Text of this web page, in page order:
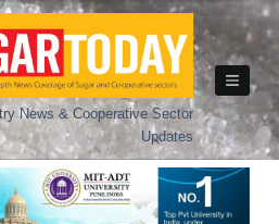
News & Cooperative Sector
Updates